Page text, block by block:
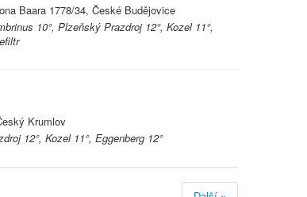
Baara 1778/34, České Budějovice
10°, Plzeňský Prazdroj 12°, Kozel 11°,
Krumlov
12°, Kozel 11°, Eggenberg 12°